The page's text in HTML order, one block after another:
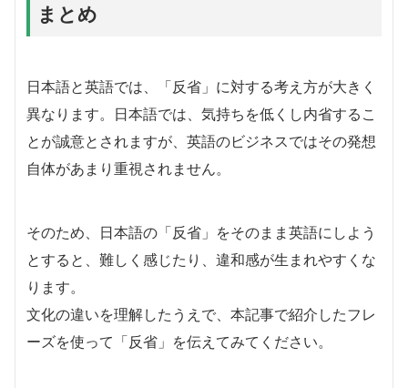
まとめ
日本語と英語では、「反省」に対する考え方が大きく
異なります。日本語では、気持ちを低くし内省するこ
とが誠意とされますが、英語のビジネスではその発想
自体があまり重視されません。
そのため、日本語の「反省」をそのまま英語にしよう
とすると、難しく感じたり、違和感が生まれやすくな
ります。
文化の違いを理解したうえで、本記事で紹介したフレ
ーズを使って「反省」を伝えてみてください。